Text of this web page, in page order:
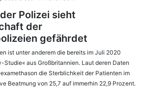
Polizei sieht
der
gefährdet
ist unter anderem die bereits im Juli 2020
aus Großbritannien. Laut deren Daten
die Sterblichkeit der Patienten im
Beatmung von 25,7 auf immerhin 22,9 Prozent.